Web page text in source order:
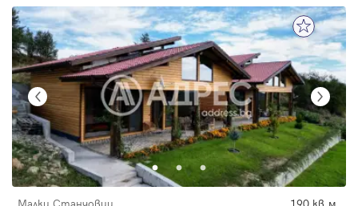
Малки Станчовци 190 кв.м.